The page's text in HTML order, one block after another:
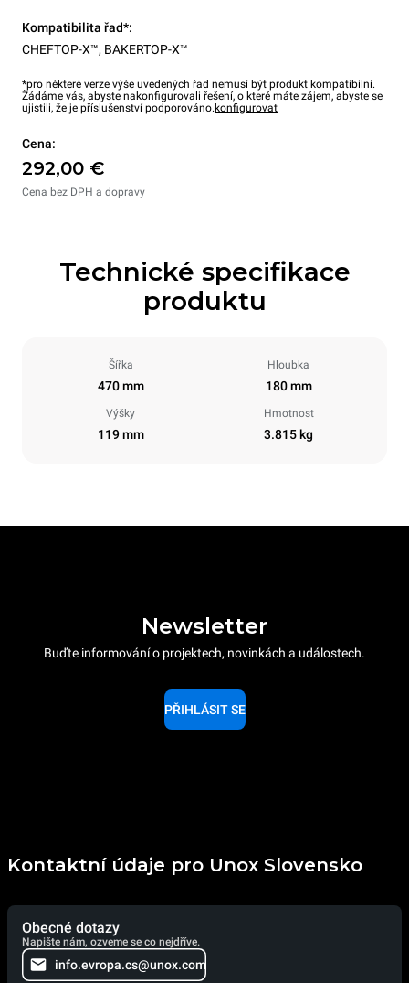
Kompatibilita řad*:
CHEFTOP-X™, BAKERTOP-X™
*pro některé verze výše uvedených řad nemusí být produkt kompatibilní.
Žádáme vás, abyste nakonfigurovali řešení, o které máte zájem, abyste se
ujistili, že je příslušenství podporováno. konfigurovat
Cena:
292,00 €
Cena bez DPH a dopravy
Technické specifikace
produktu
Šířka
470 mm
Hloubka
180 mm
Výšky
119 mm
Hmotnost
3.815 kg
Newsletter
Buďte informování o projektech, novinkách a událostech.
PŘIHLÁSIT SE
Kontaktní údaje pro Unox Slovensko
Obecné dotazy
Napište nám, ozveme se co nejdříve.
info.evropa.cs@unox.com